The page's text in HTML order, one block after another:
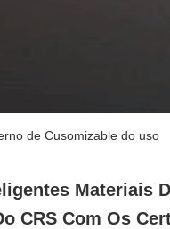
de Cusomizable do uso
Materiais
CRS Com Os